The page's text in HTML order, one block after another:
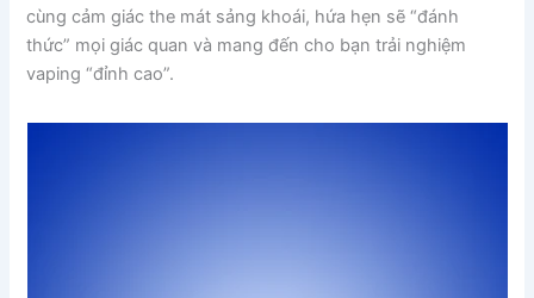
cùng cảm giác the mát sảng khoái, hứa hẹn sẽ “đánh
thức” mọi giác quan và mang đến cho bạn trải nghiệm
vaping “đỉnh cao”.